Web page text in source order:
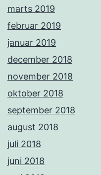
marts 2019
februar 2019
januar 2019
december 2018
november 2018
oktober 2018
september 2018
august 2018
juli 2018
juni 2018